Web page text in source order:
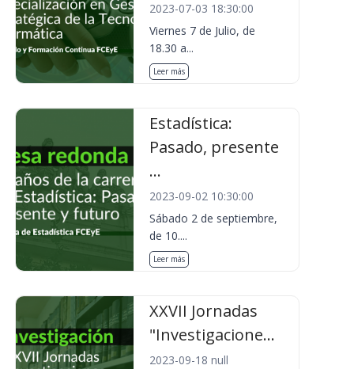
2023-07-03 18:30:00
Viernes 7 de Julio, de
18.30 a...
Leer más
Estadística:
Pasado, presente
...
2023-09-02 10:30:00
Sábado 2 de septiembre,
de 10....
Leer más
XXVII Jornadas
"Investigacione...
2023-09-18 null